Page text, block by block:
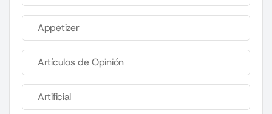
Appetizer
Artículos de Opinión
Artificial